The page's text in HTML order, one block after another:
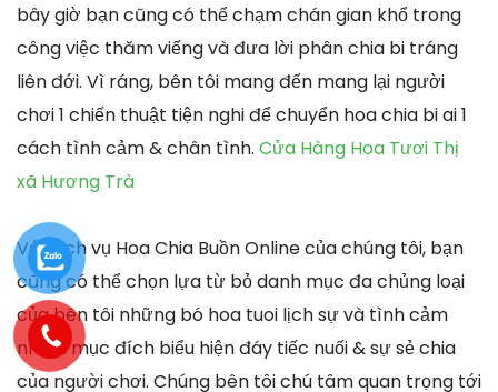
bây giờ bạn cũng có thể chạm chán gian khổ trong
công việc thăm viếng và đưa lời phân chia bi tráng
liên đới. Vì ráng, bên tôi mang đến mang lại người
chơi 1 chiến thuật tiện nghi để chuyển hoa chia bi ai 1
cách tình cảm & chân tình. Cửa Hàng Hoa Tươi Thị
xã Hương Trà
Với dịch vụ Hoa Chia Buồn Online của chúng tôi, bạn
cũng có thể chọn lựa từ bỏ danh mục đa chủng loại
của bên tôi những bó hoa tuoi lịch sự và tình cảm
nhằm mục đích biểu hiện đáy tiếc nuối & sự sẻ chia
của người chơi. Chúng bên tôi chú tâm quan trọng tới